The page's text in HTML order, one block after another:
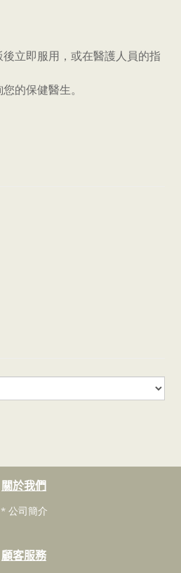
立即服用，或在醫護人員的指
的保健醫生。
關於我們
* 公司簡介
顧客服務